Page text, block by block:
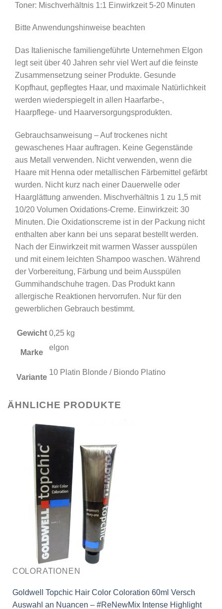
Toner: Mischverhältnis 1:1 Einwirkzeit 5-20 Minuten
Bitte Anwendungshinweise beachten
Das Italienische familiengeführte Unternehmen Elgon
legt seit über 40 Jahren sehr viel Wert auf die feinste
Zusammensetzung seiner Produkte. Gesunde
Kopfhaut, gepflegtes Haar, und maximale Natürlichkeit
werden wiederspiegelt in allen Haarfarbe-,
Haarpflege- und Haarversorgungsprodukten.
Gebrauchsanweisung – Auf trockenes nicht
gewaschenes Haar auftragen. Keine Gegenstände
aus Metall verwenden. Nicht verwenden, wenn die
Haare mit Henna oder metallischen Färbemittel gefärbt
wurden. Nicht kurz nach einer Dauerwelle oder
Haarglättung anwenden. Mischverhältnis 1 zu 1,5 mit
10/20 Volumen Oxidations-Creme. Einwirkzeit: 30
Minuten. Die Oxidationscreme ist in der Packung nicht
enthalten aber kann bei uns separat bestellt werden.
Nach der Einwirkzeit mit warmen Wasser ausspülen
und mit einem leichten Shampoo waschen. Während
der Vorbereitung, Färbung und beim Ausspülen
Gummihandschuhe tragen. Das Produkt kann
allergische Reaktionen hervorrufen. Nur für den
gewerblichen Gebrauch bestimmt.
Gewicht 0,25 kg
Marke
elgon
Variante
10 Platin Blonde / Biondo Platino
ÄHNLICHE PRODUKTE
COLORATIONEN
Goldwell Topchic Hair Color Coloration 60ml Versch
Auswahl an Nuancen – #ReNewMix Intense Highlight